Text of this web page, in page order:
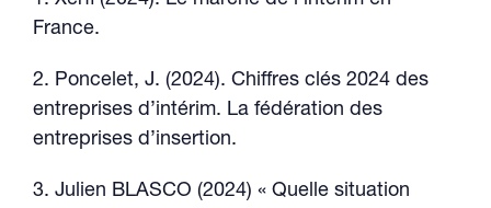
France.
2. Poncelet, J. (2024). Chiffres clés 2024 des
entreprises d’intérim. La fédération des
entreprises d’insertion.
3. Julien BLASCO (2024) « Quelle situation